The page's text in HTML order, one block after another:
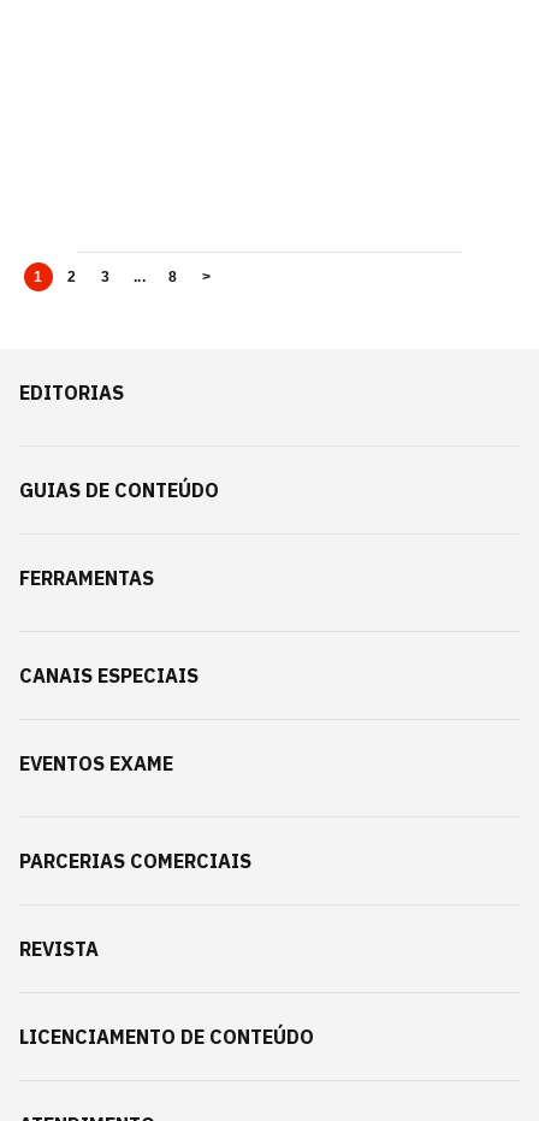
1 2 3 ... 8 >
EDITORIAS
GUIAS DE CONTEÚDO
FERRAMENTAS
CANAIS ESPECIAIS
EVENTOS EXAME
PARCERIAS COMERCIAIS
REVISTA
LICENCIAMENTO DE CONTEÚDO